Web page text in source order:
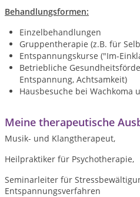
Behandlungsformen:
Einzelbehandlungen
Gruppentherapie (z.B. für
Entspannungskurse ("Im-
Betriebliche
Entspannung, Achtsamkeit)
Hausbesuche bei Wachkoma
Meine therapeutische
Musik- und Klangtherapeut,
Heilpraktiker für Psychotherapie,
Seminarleiter für
Entspannungsverfahren